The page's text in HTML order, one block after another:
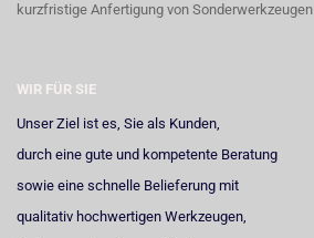
kurzfristige Anfertigung von Sonderwerkzeugen
WIR FÜR SIE
Unser Ziel ist es, Sie als Kunden,
durch eine gute und kompetente Beratung
sowie eine schnelle Belieferung mit
qualitativ hochwertigen Werkzeugen,